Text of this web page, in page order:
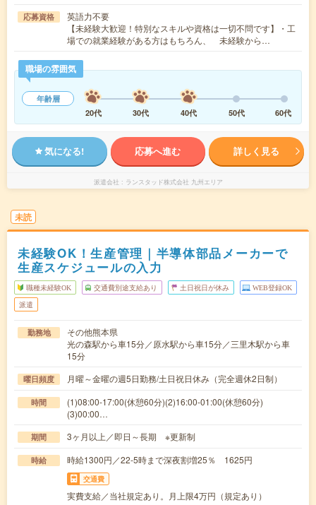
応募資格
英語力不要
【未経験大歓迎！特別なスキルや資格は一切不問です】・工
場での就業経験がある方はもちろん、 未経験から…
職場の雰囲気
年齢層
20代
30代 40代 50代 60代
気になる! 応募へ進む 詳しく見る
派遣会社 ランスタッド株式会社 九州エリア
未読
未経験OK！生産管理｜半導体部品メーカーで
生産スケジュールの入力
職種未経験OK 交通費別途支給あり 土日祝日が休み WEB登録OK
派遣
勤務地
その他熊本県
光の森駅から車15分／原水駅から車15分／三里木駅から車
15分
曜日頻度 月曜～金曜の週5日勤務/土日祝日休み（完全週休2日制）
時間
(1)08:00-17:00(休憩60分)(2)16:00-01:00(休憩60分)
(3)00:00…
期間 3ヶ月以上／即日～長期 ※更新制
時給 時給1300円／22-5時まで深夜割増25％ 1625円
交通費
実費支給／当社規定あり。月上限4万円（規定あり）